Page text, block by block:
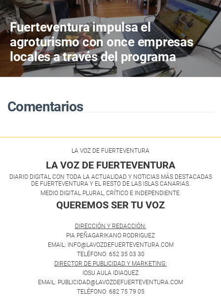
Fuerteventura impulsa el
agroturismo con once empresas
locales a través del programa
nacional MISEA
Comentarios
LA VOZ DE FUERTEVENTURA
LA VOZ DE FUERTEVENTURA
DIARIO DIGITAL CON TODA LA ACTUALIDAD Y NOTICIAS MÁS DESTACADAS
DE FUERTEVENTURA Y EL RESTO DE LAS ISLAS CANARIAS.
MEDIO DIGITAL PLURAL, CRÍTICO E INDEPENDIENTE.
QUEREMOS SER TU VOZ.
DIRECCIÓN Y REDACCIÓN:
PIA PEÑAGARIKANO RODRIGUEZ
EMAIL: INFO@LAVOZDEFUERTEVENTURA.COM
TELÉFONO: 652 35 03 30
DIRECTOR DE PUBLICIDAD Y MARKETING:
IOSU AULA IDIAQUEZ
EMAIL: PUBLICIDAD@LAVOZDEFUERTEVENTURA.COM
TELÉFONO: 682 75 79 05